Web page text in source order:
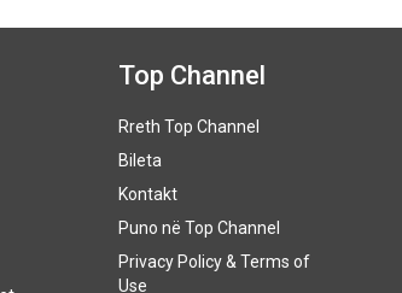
Top Channel
Rreth Top Channel
Bileta
Kontakt
Puno në Top Channel
Privacy Policy & Terms of
Use